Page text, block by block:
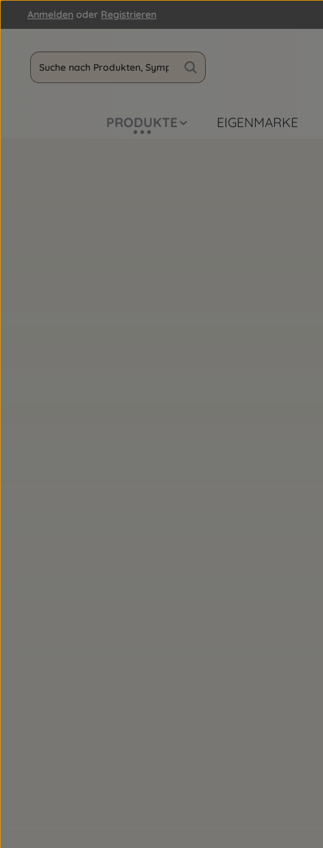
Hauptinhalt springen
Zur Suche springen
Zur Hauptnavigation springen
Anmelden oder Registrieren
PRODUKTE EIGENMARKE